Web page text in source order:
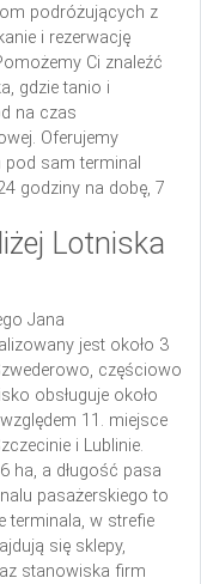
podróżujących z
i rezerwację
Ci znaleźć
gdzie tanio i
na czas
Oferujemy
sam terminal
godziny na dobę, 7
Lotniska
Jana
jest około 3
częściowo
obsługuje około
11. miejsce
i Lublinie.
ha, a długość pasa
pasażerskiego to
terminala, w strefie
się sklepy,
stanowiska firm